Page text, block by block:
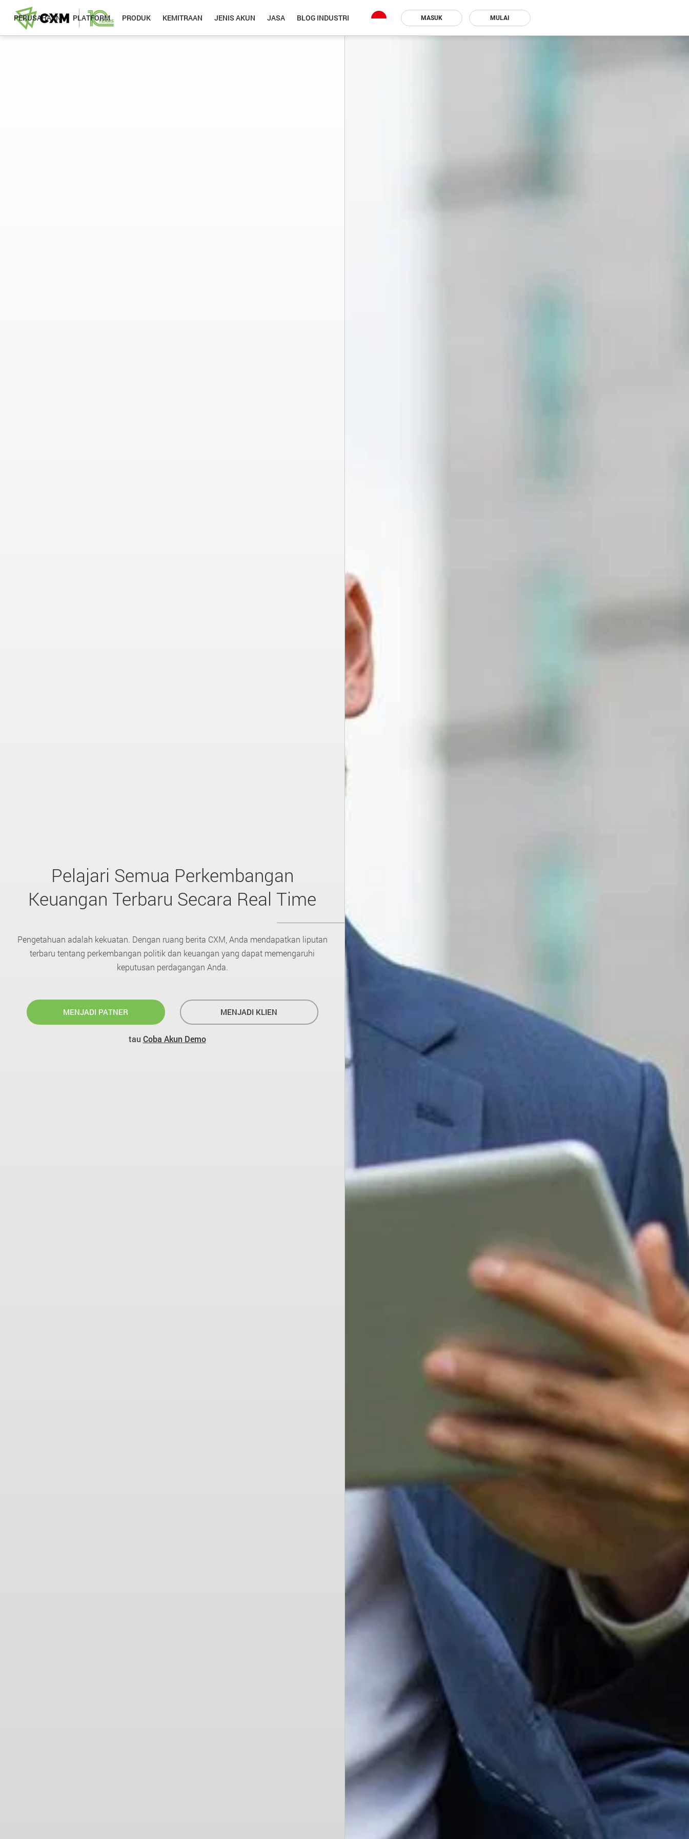
PERUSAHAAN PLATFORM PRODUK KEMITRAAN JENIS AKUN JASA BLOG INDUSTRI MASUK MULAI
Pelajari Semua Perkembangan
Keuangan Terbaru Secara Real Time
Pengetahuan adalah kekuatan. Dengan ruang berita CXM, Anda mendapatkan liputan
terbaru tentang perkembangan politik dan keuangan yang dapat memengaruhi
keputusan perdagangan Anda.
MENJADI PATNER MENJADI KLIEN
tau Coba Akun Demo